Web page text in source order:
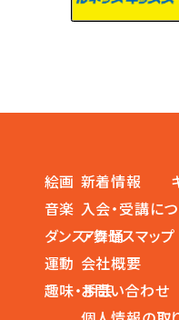
絵画
音楽
ダンス・舞踊
運動
趣味・手芸
新着情報
入会・受講に
アクセスマップ
会社概要
お問い合わせ